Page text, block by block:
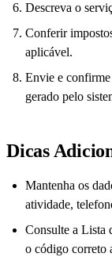
Descreva o
Conferir
aplicável.
Envie e
gerado pelo
Dicas
Mantenha os
atividade,
Consulte a Lista
o código correto